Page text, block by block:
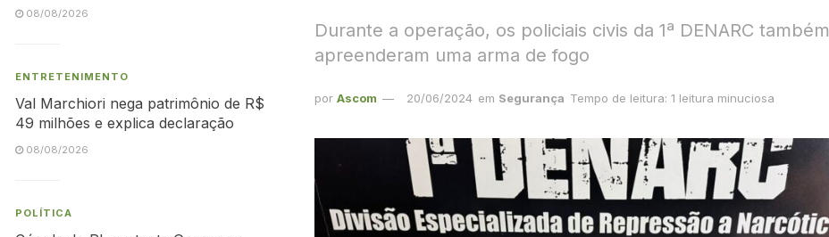
Durante a operação, os policiais civis da 1ª DENARC também
apreenderam uma arma de fogo
por Ascom 20/06/2024 em Segurança Tempo de leitura: 1 leitura minuciosa
08/08/2026
ENTRETENIMENTO
Val Marchiori nega patrimônio de R$
49 milhões e explica declaração
08/08/2026
POLÍTICA